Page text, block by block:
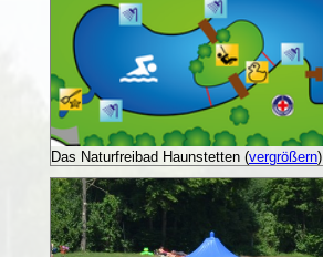
Das Naturfreibad Haunstetten (vergrößern)